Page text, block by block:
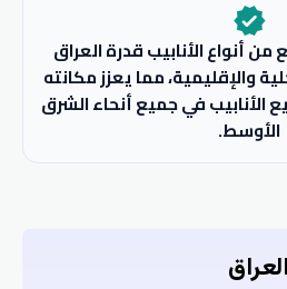
verified
من أنواع الأنابيب قدرة العراق
والإقليمية، مما يعزز مكانته
الأنابيب في جميع أنحاء الشرق
الأوسط.